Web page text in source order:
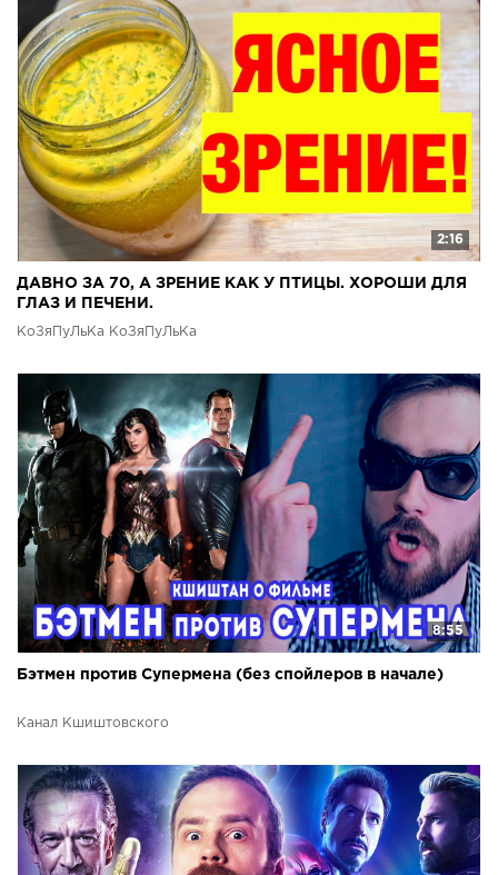
2:16
ДАВНО ЗА 70, А ЗРЕНИЕ КАК У ПТИЦЫ. ХОРОШИ ДЛЯ
ГЛАЗ И ПЕЧЕНИ.
КоЗяПуЛьКа КоЗяПуЛьКа
8:55
Бэтмен против Супермена (без спойлеров в начале)
Канал Кшиштовского